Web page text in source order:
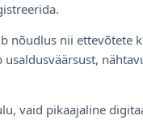
nõudlus nii ettevõtete
vaid pikaajaline